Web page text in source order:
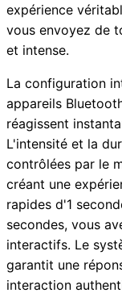
expérience
vous envoyez de
et intense.
La configuration
appareils
réagissent
L'intensité et la
contrôlées par le
créant une
rapides d'1
secondes, vous
interactifs. Le
garantit une
interaction